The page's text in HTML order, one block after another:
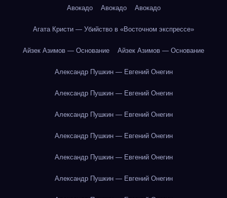
Авокадо Авокадо Авокадо
Агата Кристи — Убийство в «Восточном экспрессе»
Айзек Азимов — Основание Айзек Азимов — Основание
Александр Пушкин — Евгений Онегин
Александр Пушкин — Евгений Онегин
Александр Пушкин — Евгений Онегин
Александр Пушкин — Евгений Онегин
Александр Пушкин — Евгений Онегин
Александр Пушкин — Евгений Онегин